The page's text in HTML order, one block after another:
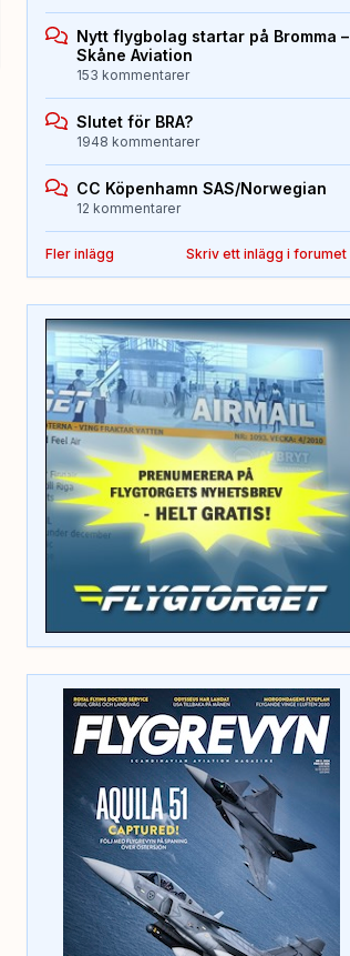
Nytt flygbolag startar på Bromma –
Skåne Aviation
153 kommentarer
Slutet för BRA?
1948 kommentarer
CC Köpenhamn SAS/Norwegian
12 kommentarer
Fler inlägg Skriv ett inlägg i forumet